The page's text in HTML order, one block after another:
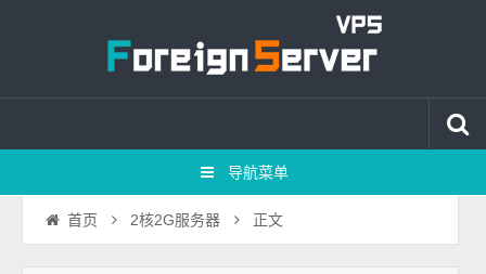
导航菜单
首页 2核2G服务器 正文